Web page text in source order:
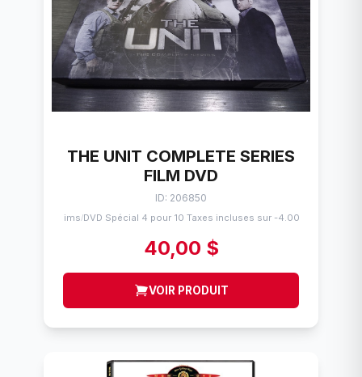
THE UNIT COMPLETE SERIES
FILM DVD
ID: 206850
Flims/DVD Spécial 4 pour 10 Taxes incluses sur -4.00$
40,00 $
VOIR PRODUIT